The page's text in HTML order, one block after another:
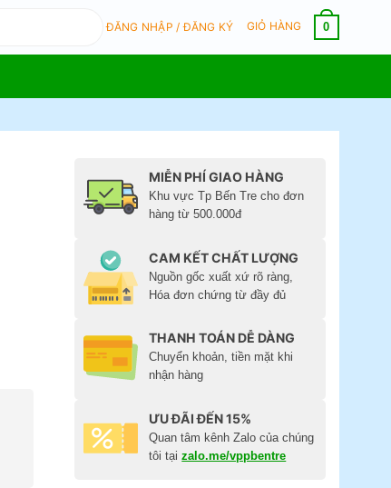
ĐĂNG NHẬP / ĐĂNG KÝ GIỎ HÀNG 0
MIỄN PHÍ GIAO HÀNG
Khu vực Tp Bến Tre cho đơn
hàng từ 500.000đ
CAM KẾT CHẤT LƯỢNG
Nguồn gốc xuất xứ rõ ràng,
Hóa đơn chứng từ đầy đủ
THANH TOÁN DỄ DÀNG
Chuyển khoản, tiền mặt khi
nhận hàng
ƯU ĐÃI ĐẾN 15%
Quan tâm kênh Zalo của chúng
tôi tạizalo.me/vppbentre